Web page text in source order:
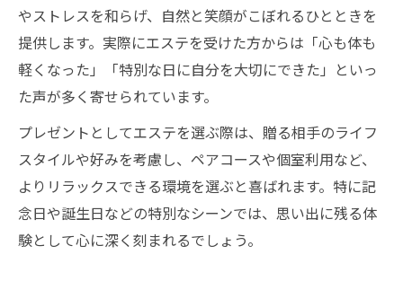
やストレスを和らげ、自然と笑顔がこぼれるひとときを
提供します。実際にエステを受けた方からは「心も体も
軽くなった」「特別な日に自分を大切にできた」といっ
た声が多く寄せられています。
プレゼントとしてエステを選ぶ際は、贈る相手のライフ
スタイルや好みを考慮し、ペアコースや個室利用など、
よりリラックスできる環境を選ぶと喜ばれます。特に記
念日や誕生日などの特別なシーンでは、思い出に残る体
験として心に深く刻まれるでしょう。